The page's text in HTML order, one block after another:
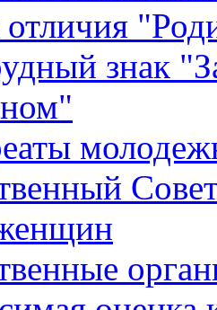
знак